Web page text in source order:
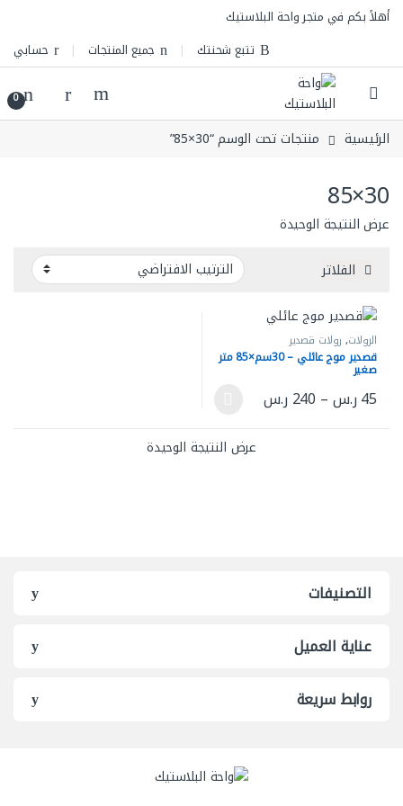
Skip to navigation
Skip to content
أهلاً بكم في متجر واحة البلاستيك
تتبع شحنتك
جميع المنتجات حسابي
0
الرئيسية منتجات تحت الوسم “30×85”
30×85
عرض النتيجة الوحيدة
الفلاتر
الرولات, رولات قصدير
قصدير موج عائلي – 30سم×85 متر
صغير
45ر.س–
240 ر.سنطاق السعر: من ⁦45 ر.س⁩ خلال ⁦240 ر.س⁩
هناك العديد من الأشكال المختلفة لهذا المنتج. يمكن اختيار
عرض النتيجة الوحيدة
التصنيفات
عناية العميل
روابط سريعة